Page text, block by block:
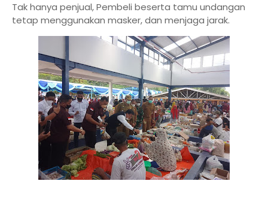
Tak hanya penjual, Pembeli beserta tamu undangan
tetap menggunakan masker, dan menjaga jarak.